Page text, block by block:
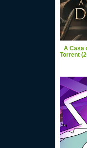
A Casa
Torrent